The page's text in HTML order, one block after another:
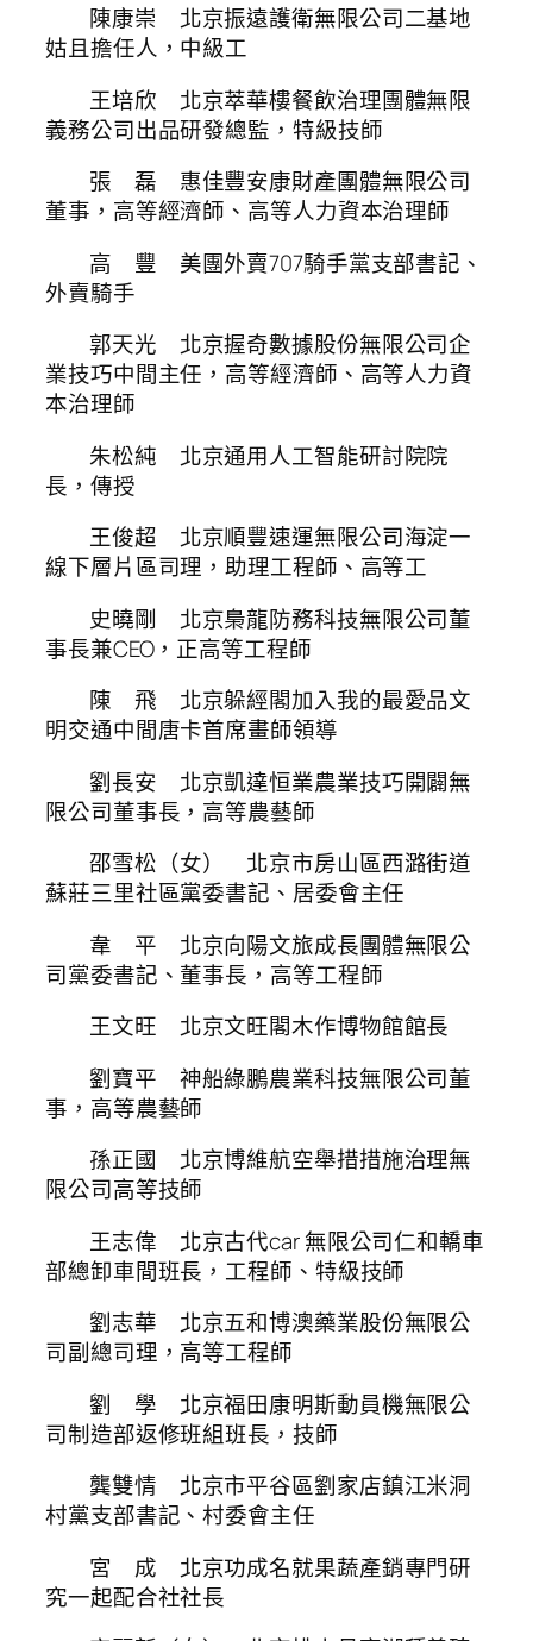
陳康崇 北京振遠護衛無限公司二基地
姑且擔任人，中級工
王培欣 北京萃華樓餐飲治理團體無限
義務公司出品研發總監，特級技師
張 磊 惠佳豐安康財產團體無限公司
董事，高等經濟師、高等人力資本治理師
高 豐 美團外賣707騎手黨支部書記、
外賣騎手
郭天光 北京握奇數據股份無限公司企
業技巧中間主任，高等經濟師、高等人力資
本治理師
朱松純 北京通用人工智能研討院院
長，傳授
王俊超 北京順豐速運無限公司海淀一
線下層片區司理，助理工程師、高等工
史曉剛 北京梟龍防務科技無限公司董
事長兼CEO，正高等工程師
陳 飛 北京躲經閣加入我的最愛品文
明交通中間唐卡首席畫師領導
劉長安 北京凱達恒業農業技巧開闢無
限公司董事長，高等農藝師
邵雪松（女） 北京市房山區西潞街道
蘇莊三里社區黨委書記、居委會主任
韋 平 北京向陽文旅成長團體無限公
司黨委書記、董事長，高等工程師
王文旺 北京文旺閣木作博物館館長
劉寶平 神船綠鵬農業科技無限公司董
事，高等農藝師
孫正國 北京博維航空舉措措施治理無
限公司高等技師
王志偉 北京古代car 無限公司仁和轎車
部總卸車間班長，工程師、特級技師
劉志華 北京五和博澳藥業股份無限公
司副總司理，高等工程師
劉 學 北京福田康明斯動員機無限公
司制造部返修班組班長，技師
龔雙情 北京市平谷區劉家店鎮江米洞
村黨支部書記、村委會主任
宮 成 北京功成名就果蔬產銷專門研
究一起配合社社長